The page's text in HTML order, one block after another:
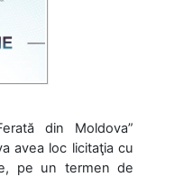
din Moldova”
avea loc licitaţia cu
pe un termen de